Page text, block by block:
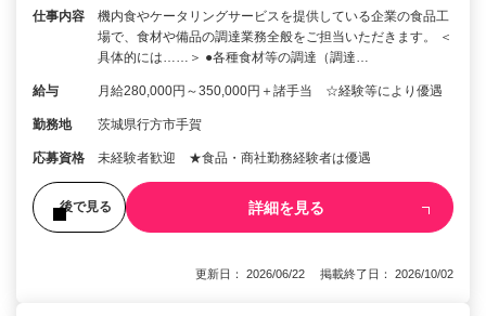
仕事内容
機内食やケータリングサービスを提供している企業の食品工
場で、食材や備品の調達業務全般をご担当いただきます。 ＜
具体的には……＞ ●各種食材等の調達（調達…
給与 月給280,000円～350,000円＋諸手当 ☆経験等により優遇
勤務地 茨城県行方市手賀
応募資格 未経験者歓迎 ★食品・商社勤務経験者は優遇
後で見る 詳細を見る
更新日： 2026/06/22 掲載終了日： 2026/10/02